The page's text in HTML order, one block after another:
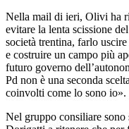
Nella mail di ieri, Olivi ha
evitare la lenta scissione
società trentina, farlo
e costruire un campo più
futuro governo
Pd non è una seconda
coinvolti come lo sono io».
Nel gruppo consiliare